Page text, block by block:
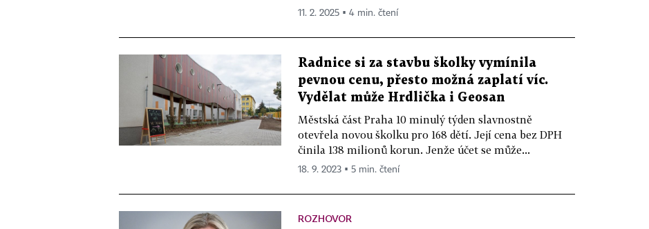
11. 2. 2025 ▪ 4 min. čtení
Radnice si za stavbu školky vymínila
pevnou cenu, přesto možná zaplatí víc.
Vydělat může Hrdlička i Geosan
Městská část Praha 10 minulý týden slavnostně
otevřela novou školku pro 168 dětí. Její cena bez DPH
činila 138 milionů korun. Jenže účet se může...
18. 9. 2023 ▪ 5 min. čtení
ROZHOVOR